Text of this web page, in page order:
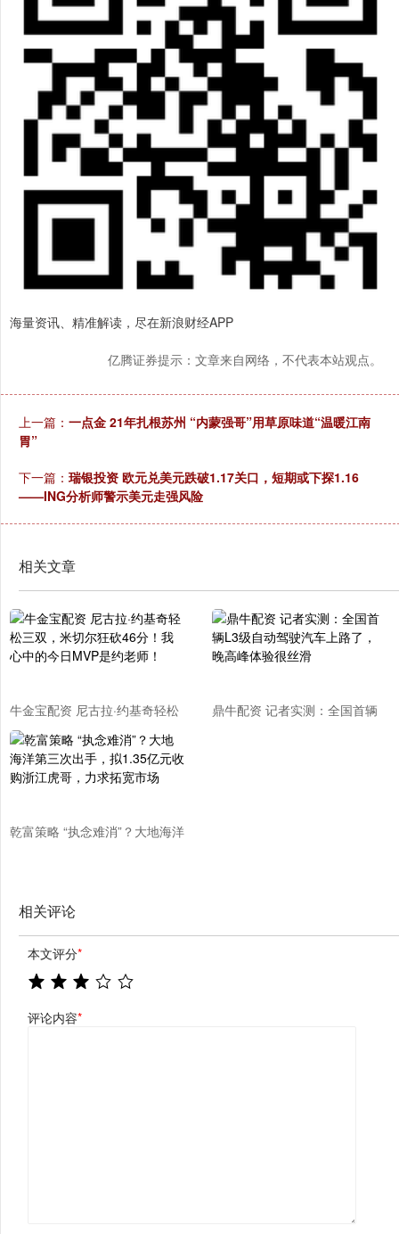
海量资讯、精准解读，尽在新浪财经APP
亿腾证券提示：文章来自网络，不代表本站观点。
上一篇： 一点金 21年扎根苏州 “内蒙强哥”用草原味道“温暖江南
胃”
下一篇： 瑞银投资 欧元兑美元跌破1.17关口，短期或下探1.16
——ING分析师警示美元走强风险
相关文章
牛金宝配资 尼古拉·约基奇轻松
三双，米切尔狂砍46分！我心
中的今日MVP是约老师！
鼎牛配资 记者实测：全国首辆
乾富策略 “执念难消”？大地海洋
相关评论
本文评分*
评论内容*